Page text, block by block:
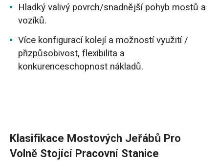
Hladký valivý povrch/snadnější pohyb mostů a
vozíků.
Více konfigurací kolejí a možností využití /
přizpůsobivost, flexibilita a
konkurenceschopnost nákladů.
Klasifikace Mostových Jeřábů Pro
Volně Stojící Pracovní Stanice